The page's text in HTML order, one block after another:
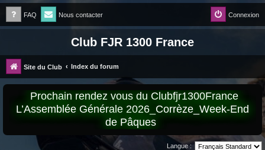
FAQ Nous contacter Connexion
Club FJR 1300 France
Site du Club Index du forum
Prochain rendez vous du Clubfjr1300France
L’Assemblée Générale 2026_Corrèze_Week-End
de Pâques
Langue :